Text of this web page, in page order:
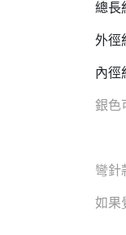
總長
外徑
內徑
銀色
彎針
如果